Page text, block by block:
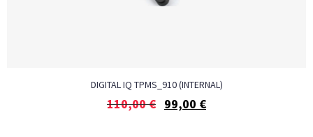
DIGITAL IQ TPMS_910 (INTERNAL)
110,00€ 99,00 €